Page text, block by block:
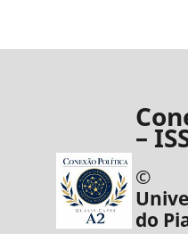
–
©
do